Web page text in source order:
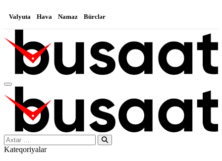
Valyuta Hava Namaz Bürclər
Search…
Kateqoriyalar